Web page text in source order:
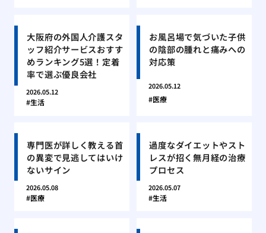
大阪府の外国人介護スタ
ッフ紹介サービスおすす
めランキング5選！定着
率で選ぶ優良会社
2026.05.12
生活
お風呂場で気づいた子供
の陰部の腫れと痛みへの
対応策
2026.05.12
医療
専門医が詳しく教える首
の異変で見逃してはいけ
ないサイン
2026.05.08
医療
過度なダイエットやスト
レスが招く無月経の治療
プロセス
2026.05.07
生活